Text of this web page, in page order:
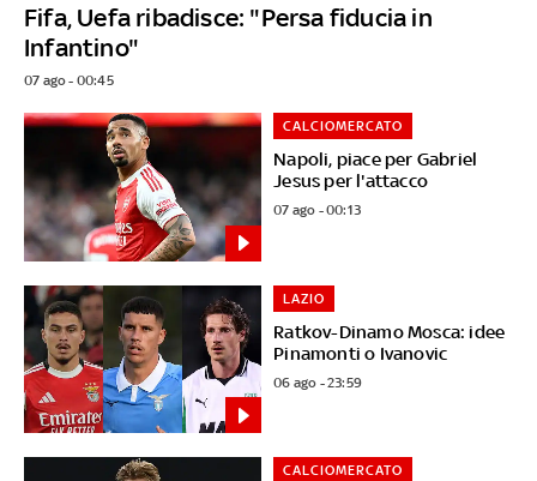
Fifa, Uefa ribadisce: "Persa fiducia in
Infantino"
07 ago - 00:45
Napoli, piace per Gabriel
Jesus per l'attacco
CALCIOMERCATO
07 ago - 00:13
Ratkov-Dinamo Mosca: idee
Pinamonti o Ivanovic
LAZIO
06 ago - 23:59
CALCIOMERCATO